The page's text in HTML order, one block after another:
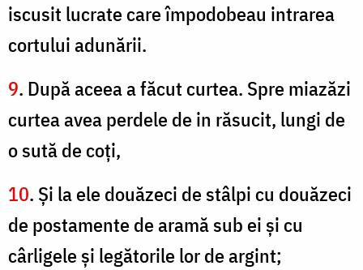
iscusit lucrate care împodobeau intrarea
cortului adunării.
9. După aceea a făcut curtea. Spre miazăzi
curtea avea perdele de in răsucit, lungi de
o sută de coți,
10. Şi la ele douăzeci de stâlpi cu douăzeci
de postamente de aramă sub ei şi cu
cârligele şi legătorile lor de argint;